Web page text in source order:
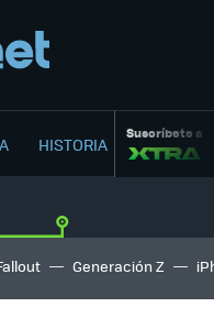
HISTORIA Suscríbete a
Generación Z